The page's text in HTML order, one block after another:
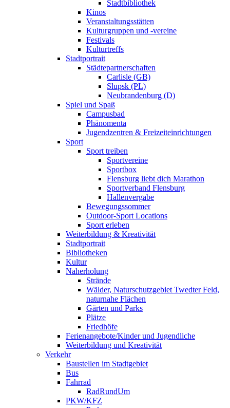
Stadtbibliothek
Kinos
Veranstaltungsstätten
Kulturgruppen und -vereine
Festivals
Kulturtreffs
Stadtportrait
Städtepartnerschaften
Carlisle (GB)
Slupsk (PL)
Neubrandenburg (D)
Spiel und Spaß
Campusbad
Phänomenta
Jugendzentren & Freizeiteinrichtungen
Sport
Sport treiben
Sportvereine
Sportbox
Flensburg liebt dich Marathon
Sportverband Flensburg
Hallenvergabe
Bewegungssommer
Outdoor-Sport Locations
Sport erleben
Weiterbildung & Kreativität
Stadtportrait
Bibliotheken
Kultur
Naherholung
Strände
Wälder, Naturschutzgebiet Twedter Feld,
naturnahe Flächen
Gärten und Parks
Plätze
Friedhöfe
Ferienangebote/Kinder und Jugendliche
Weiterbildung und Kreativität
Verkehr
Baustellen im Stadtgebiet
Bus
Fahrrad
RadRundUm
PKW/KFZ